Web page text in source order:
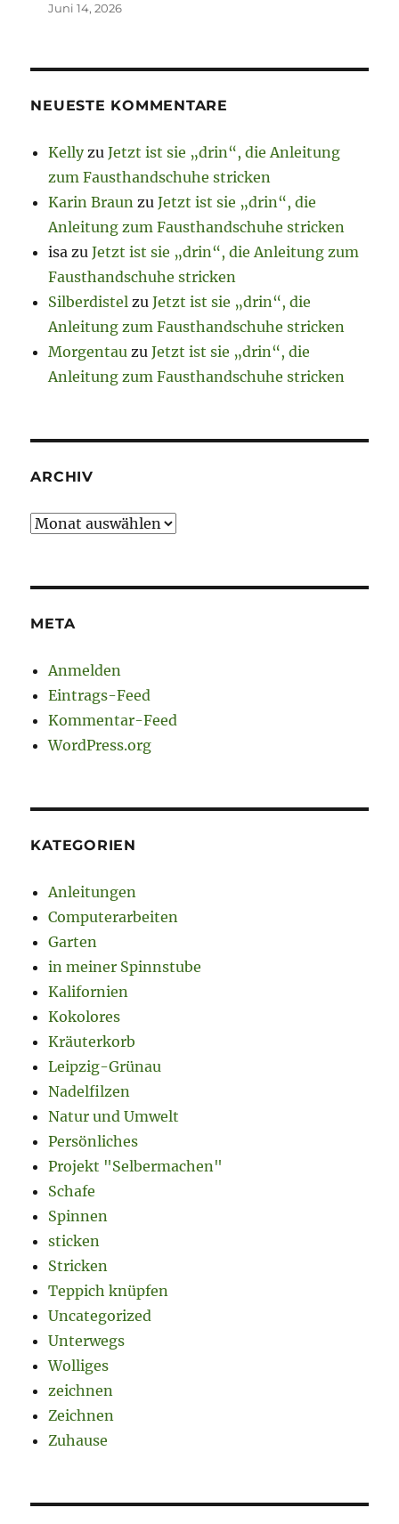
Juni 14, 2026
NEUESTE KOMMENTARE
KellyzuJetzt ist sie „drin“, die Anleitung
zum Fausthandschuhe stricken
Karin Braun zuJetzt ist sie „drin“, die
Anleitung zum Fausthandschuhe stricken
isa zuJetzt ist sie „drin“, die Anleitung zum
Fausthandschuhe stricken
Silberdistel zuJetzt ist sie „drin“, die
Anleitung zum Fausthandschuhe stricken
Morgentau zuJetzt ist sie „drin“, die
Anleitung zum Fausthandschuhe stricken
ARCHIV
Archiv
META
Anmelden
Eintrags-Feed
Kommentar-Feed
WordPress.org
KATEGORIEN
Anleitungen
Computerarbeiten
Garten
in meiner Spinnstube
Kalifornien
Kokolores
Kräuterkorb
Leipzig-Grünau
Nadelfilzen
Natur und Umwelt
Persönliches
Projekt "Selbermachen"
Schafe
Spinnen
sticken
Stricken
Teppich knüpfen
Uncategorized
Unterwegs
Wolliges
zeichnen
Zeichnen
Zuhause